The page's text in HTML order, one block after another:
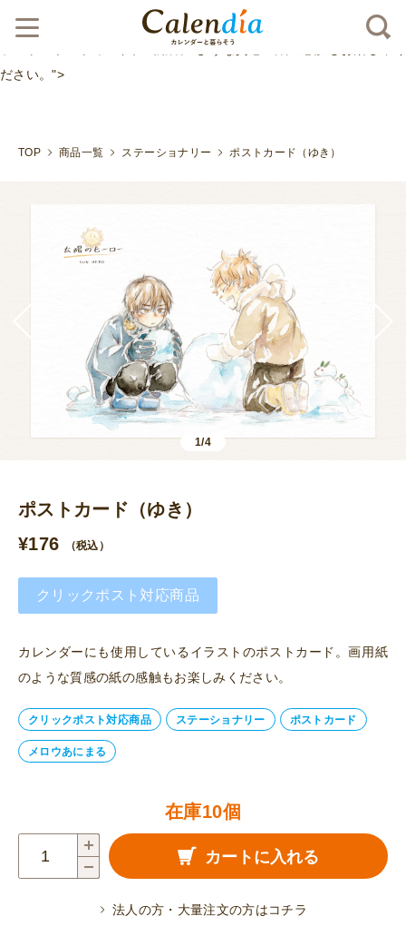
クリックポスト対応商品 カレンダーにも使用しているイ
ラストのポストカード。画用紙のような質感の紙の感触もお楽しみく
ださい。">
TOP 商品一覧 ステーショナリー ポストカード（ゆき）
1/4
ポストカード（ゆき）
¥176 （税込）
クリックポスト対応商品
カレンダーにも使用しているイラストのポストカード。画用紙
のような質感の紙の感触もお楽しみください。
クリックポスト対応商品 ステーショナリー ポストカード
メロウあにまる
在庫10個
カートに入れる
法人の方・大量注文の方はコチラ